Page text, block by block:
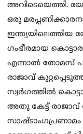
അവിടെയെത്തി.
ഒരു
ഗംഭീരമായ
എന്നാല്‍ തോമസ്
രാജാവ്
സ്വര്‍ഗത്തില്‍
അതു കേട്ട് രാജാവ്